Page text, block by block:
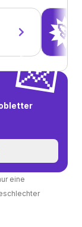
🚀
💌
eine